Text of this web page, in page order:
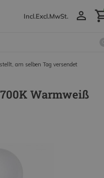
Incl.Excl.MwSt.
am selben Tag versendet
Warmweiß